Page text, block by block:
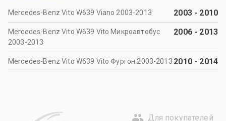
Mercedes-Benz Vito W639 Viano 2003-2013 2003- 2010
Mercedes-Benz Vito W639 Vito Микроавтобус
2003-2013
2006- 2013
Mercedes-Benz Vito W639 Vito Фургон 2003-2013 2010- 2014
Для покупателей